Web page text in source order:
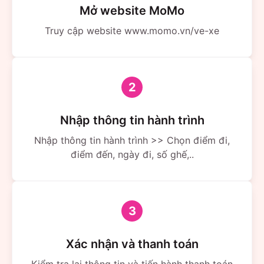
Đổi/hủy vé linh hoạt.
Chính sách an toàn & bảo mật thông tin khách hàng
và giao tận nơi theo yêu cầu.
Hướng dẫn cách đặt vé xe khách trên
lựa chọn hoàn hảo dành cho bạn! Với vài thao tác đơn
giản, bạn đã có thể đặt vé xe, thanh toán dễ dàng và
Chỉ cần điện thoại có kết nối internet, bạn có thể đặt vé
Mở website MoMo
Truy cập website www.momo.vn/ve-xe
2
Nhập thông tin hành trình
Nhập thông tin hành trình >> Chọn điểm đi,
điểm đến, ngày đi, số ghế,..
3
Xác nhận và thanh toán